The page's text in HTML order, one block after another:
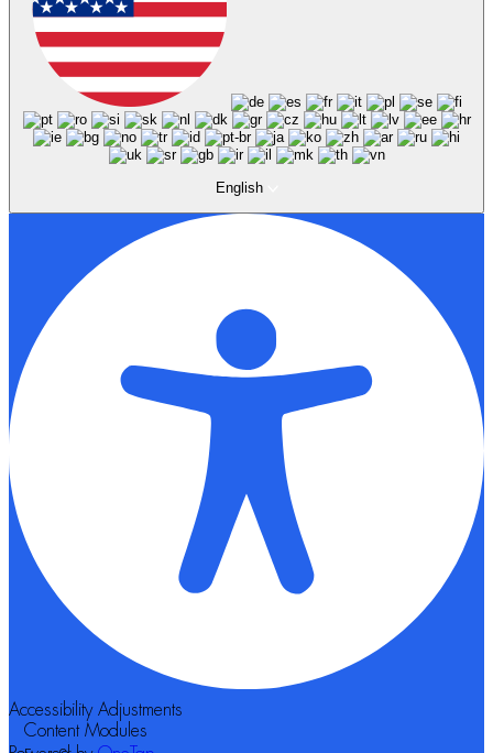
English
Accessibility Adjustments
Content Modules